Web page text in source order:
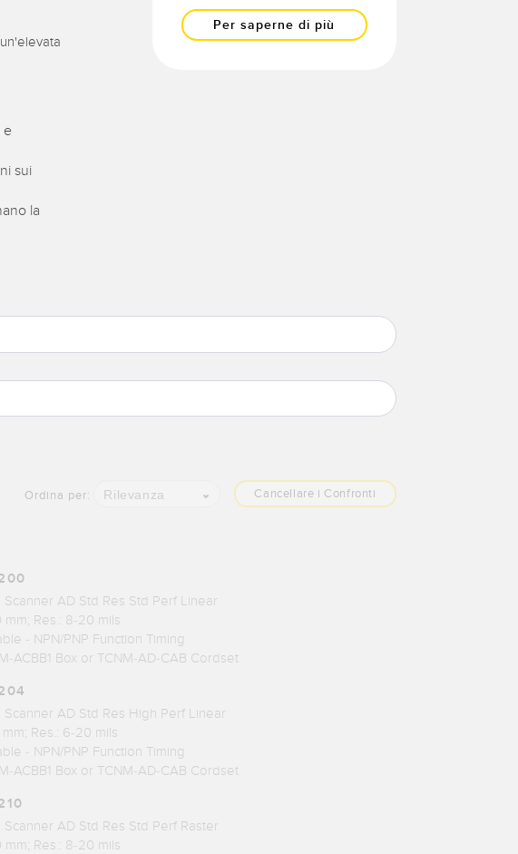
e
sui
la
Per saperne di più
Cancellare i Confronti
Ordina per: Rilevanza
AD Std Res Std Perf Linear
Res.: 8-20 mils
- NPN/PNP Function Timing
ACBB1 Box or TCNM-AD-CAB Cordset
AD Std Res High Perf Linear
Res.: 6-20 mils
- NPN/PNP Function Timing
ACBB1 Box or TCNM-AD-CAB Cordset
AD Std Res Std Perf Raster
Res.: 8-20 mils